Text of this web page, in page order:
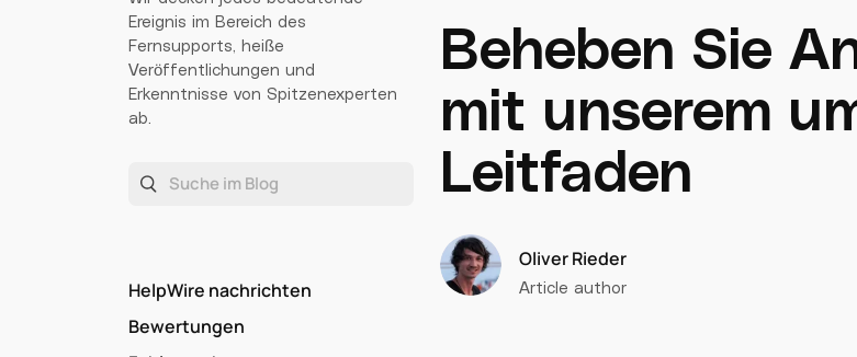
Ereignis im Bereich des
Fernsupports, heiße
Veröffentlichungen und
Erkenntnisse von Spitzenexperten
ab.
HelpWire nachrichten
Bewertungen
Beheben Sie
mit unserem
Leitfaden
Oliver Rieder
Article author